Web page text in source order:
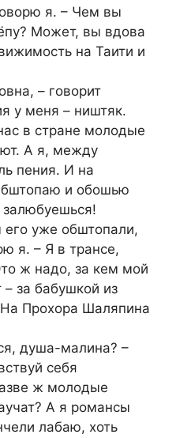
я. – Чем вы
Может, вы вдова
на Таити и
– говорит
у меня – ништяк.
в стране молодые
А я, между
пения. И на
и обошью
залюбуешься!
уже обштопали,
я. – Я в трансе,
ж надо, за кем мой
– за бабушкой из
На Прохора Шаляпина
душа-малина? –
себя
ж молодые
А я романсы
лабаю, хоть